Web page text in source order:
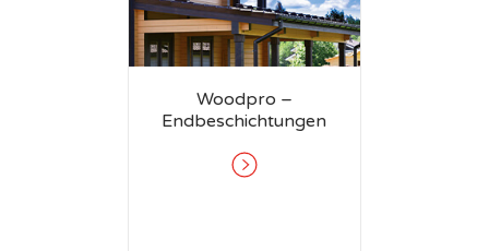
Woodpro –
Endbeschichtungen